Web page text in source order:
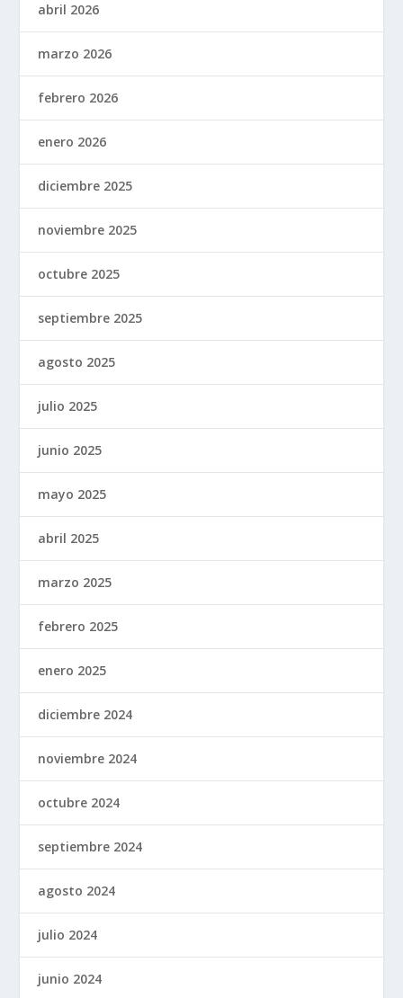
abril 2026
marzo 2026
febrero 2026
enero 2026
diciembre 2025
noviembre 2025
octubre 2025
septiembre 2025
agosto 2025
julio 2025
junio 2025
mayo 2025
abril 2025
marzo 2025
febrero 2025
enero 2025
diciembre 2024
noviembre 2024
octubre 2024
septiembre 2024
agosto 2024
julio 2024
junio 2024